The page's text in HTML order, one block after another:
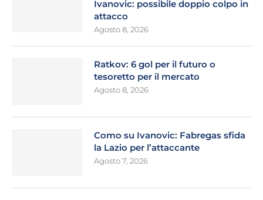
Ivanovic: possibile doppio colpo in
attacco
Agosto 8, 2026
Ratkov: 6 gol per il futuro o
tesoretto per il mercato
Agosto 8, 2026
Como su Ivanovic: Fabregas sfida
la Lazio per l’attaccante
Agosto 7, 2026